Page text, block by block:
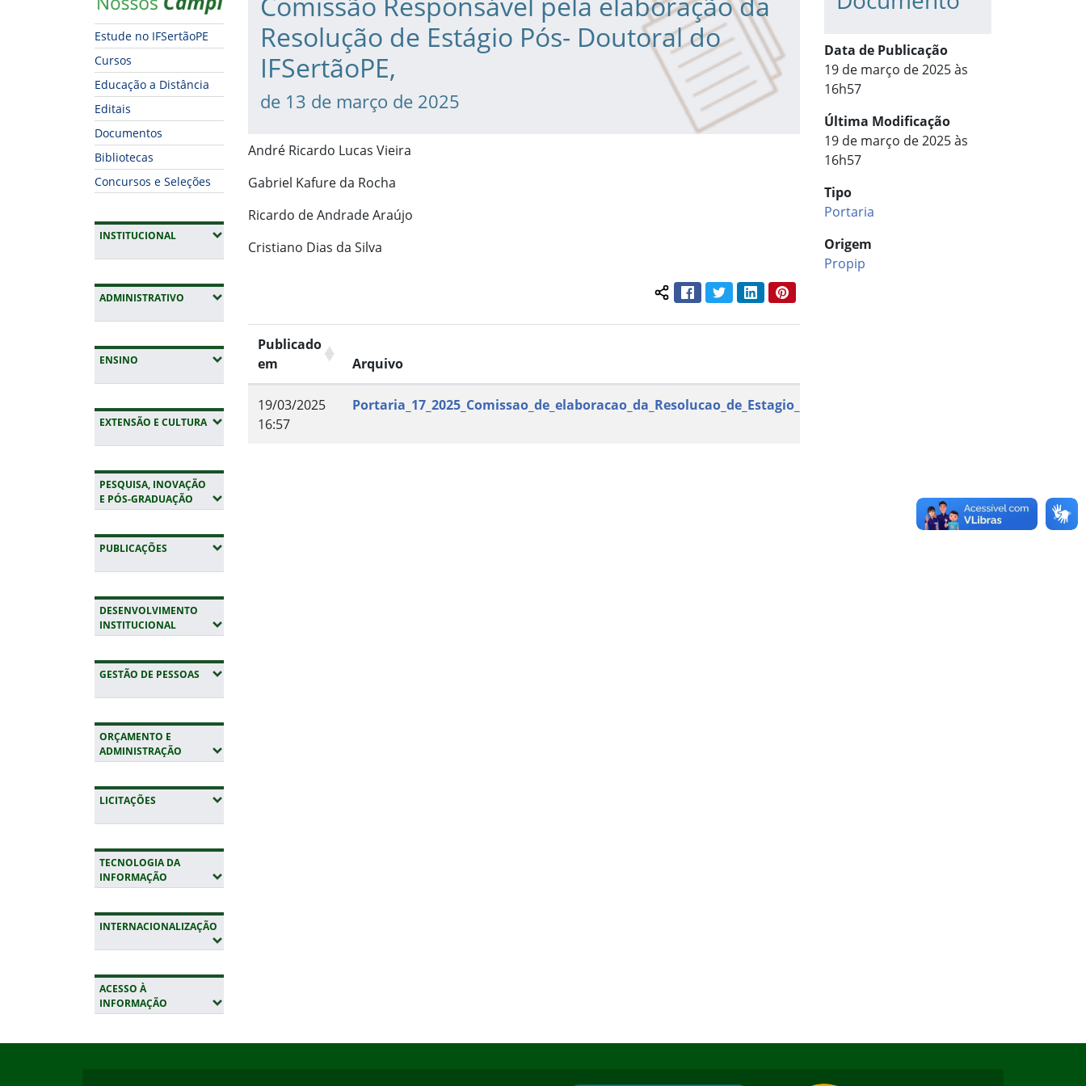
Estude no IFSertãoPE
Cursos
Educação a Distância
Editais
Documentos
Bibliotecas
Concursos e Seleções
INSTITUCIONAL(EXPANDIR SUBMENUS)
ADMINISTRATIVO (EXPANDIR SUBMENUS)
ENSINO (EXPANDIR SUBMENUS)
EXTENSÃO E CULTURA(EXPANDIR SUBMENUS)
PESQUISA, INOVAÇÃO
E PÓS-GRADUAÇÃO (EXPANDIR SUBMENUS)
PUBLICAÇÕES (EXPANDIR SUBMENUS)
DESENVOLVIMENTO
INSTITUCIONAL(EXPANDIR SUBMENUS)
GESTÃO DE PESSOAS (EXPANDIR SUBMENUS)
ORÇAMENTO E
ADMINISTRAÇÃO (EXPANDIR SUBMENUS)
LICITAÇÕES (EXPANDIR SUBMENUS)
TECNOLOGIA DA
INFORMAÇÃO (EXPANDIR SUBMENUS)
INTERNACIONALIZAÇÃO
ACESSO À
INFORMAÇÃO (EXPANDIR SUBMENUS)
Resolução de Estágio Pós- Doutoral do
IFSertãoPE,
de 13 de março de 2025
André Ricardo Lucas Vieira
Gabriel Kafure da Rocha
Ricardo de Andrade Araújo
Cristiano Dias da Silva
Compartilhar conteúdo:
FacebookTwitterLinkedInPinterest
Publicado
em
Arquivo
19/03/2025
16:57
Portaria_17_2025_Comissao_de_elaboracao_da_Resolucao_de_Estagio_Pos_Doutoral_assinado
Data de Publicação
19 de março de 2025 às
16h57
Última Modificação
19 de março de 2025 às
16h57
Tipo
Portaria
Origem
Propip